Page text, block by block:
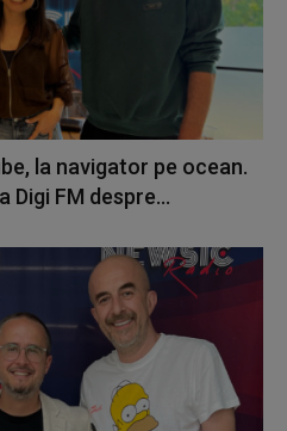
la navigator pe ocean.
Digi FM despre...